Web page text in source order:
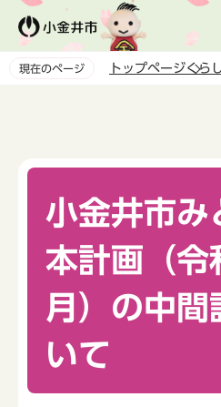
ペ
現在のページ トップページくら
小金井市み
本計画（令
月）の中間
いて